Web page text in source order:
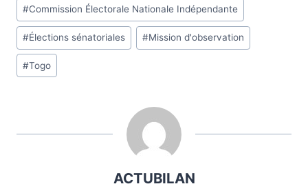
la
publication :
#Commission Électorale Nationale Indépendante
#Élections sénatoriales #Mission d'observation
#Togo
ACTUBILAN